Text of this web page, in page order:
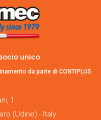
unico
da parte di CONTIPLUS
1
(Udine) - Italy